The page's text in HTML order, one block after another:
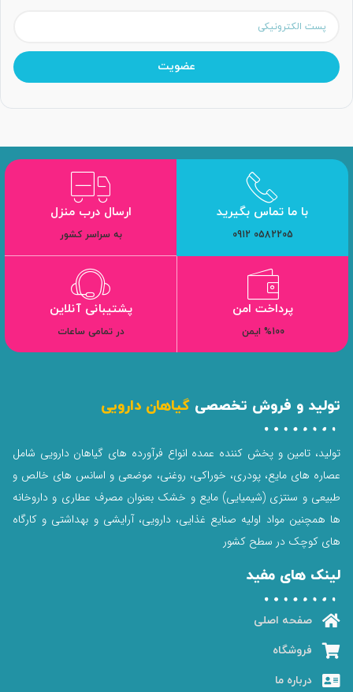
عضویت
با ما تماس بگیرید
0582205 0912
ارسال درب منزل
به سراسر کشور
پرداخت امن
%100 ایمن
پشتیبانی آنلاین
در تمامی ساعات
تولید و فروش تخصصی گیاهان دارویی
تولید، تامین و پخش کننده عمده انواع فرآورده های گیاهان دارویی شامل
عصاره های مایع، پودری، خوراکی، روغنی، موضعی و اسانس های خالص و
طبیعی و سنتزی (شیمیایی) مایع و خشک بعنوان مصرف عطاری و داروخانه
ها همچنین مواد اولیه صنایع غذایی، دارویی، آرایشی و بهداشتی و کارگاه
های کوچک در سطح کشور
لینک های مفید
صفحه اصلی
فروشگاه
درباره ما